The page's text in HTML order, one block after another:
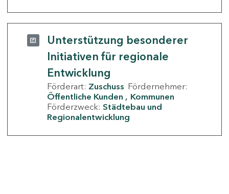
Unterstützung besonderer
Initiativen für regionale
Entwicklung
Förderart: Zuschuss Fördernehmer:
Öffentliche Kunden
Kommunen
Förderzweck: Städtebau und
Regionalentwicklung